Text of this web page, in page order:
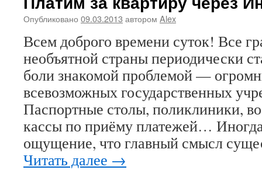
Опубликовано 09.03.2013 автором Alex
Всем доброго времени суток! Все
необъятной страны периодически
боли знакомой проблемой —
всевозможных государственных
Паспортные столы, поликлиники,
кассы по приёму платежей…
ощущение, что главный смысл
Читать далее →